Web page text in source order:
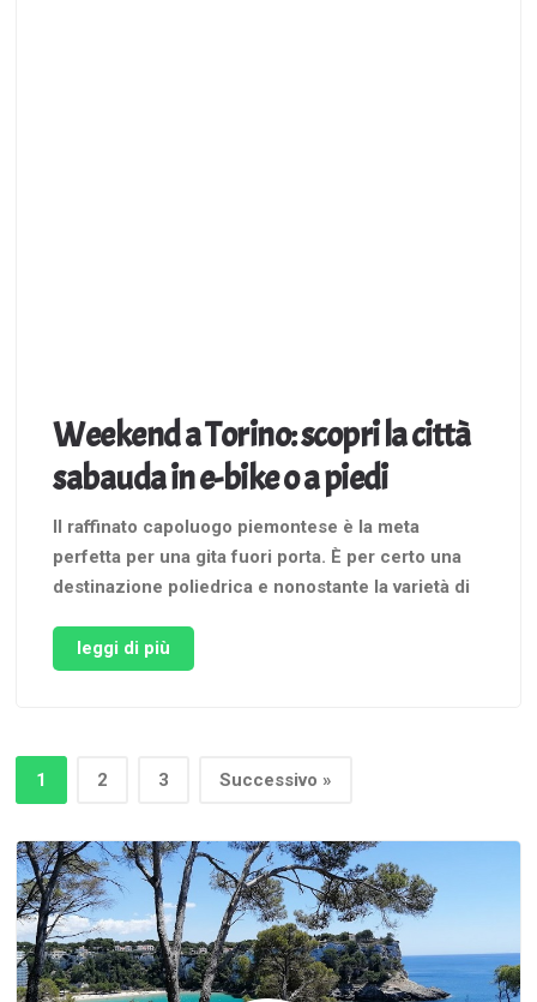
Weekend a Torino: scopri la città
sabauda in e-bike o a piedi
Il raffinato capoluogo piemontese è la meta
perfetta per una gita fuori porta. È per certo una
destinazione poliedrica e nonostante la varietà di
rimane comunque una realtà a misura d’uomo. Per
questo penso che il miglior modo per scoprirla sia
leggi di più
1 2 3 Successivo »